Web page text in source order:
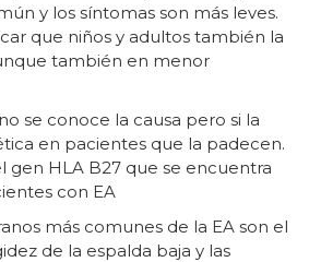
y los síntomas son más leves.
que niños y adultos también la
también en menor
se conoce la causa pero si la
en pacientes que la padecen.
gen HLA B27 que se encuentra
con EA
más comunes de la EA son el
de la espalda baja y las